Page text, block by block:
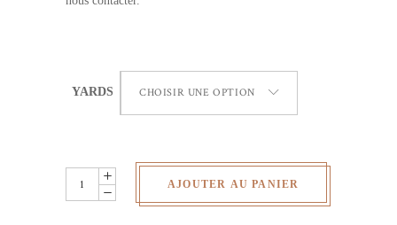
YARDS CHOISIR UNE OPTION
Wax
Africain
AJOUTER AU PANIER